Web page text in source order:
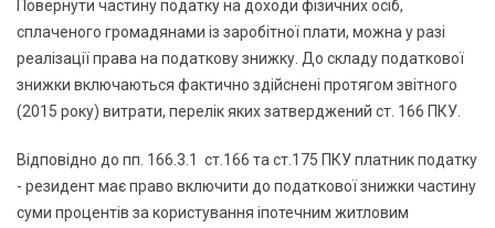
Повернути частину податку на доходи фізичних осіб,
сплаченого громадянами із заробітної плати, можна у разі
реалізації права на податкову знижку. До складу податкової
знижки включаються фактично здійснені протягом звітного
(2015 року) витрати, перелік яких затверджений ст. 166 ПКУ.
Відповідно до пп. 166.3.1 ст.166 та ст.175 ПКУ платник податку
- резидент має право включити до податкової знижки частину
суми процентів за користування іпотечним житловим